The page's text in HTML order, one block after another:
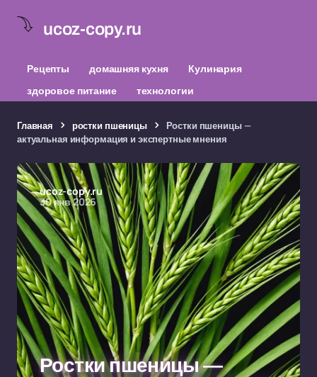
ucoz-copy.ru
Рецепты домашняя кухня
Кулинария
здоровое питание
технологии
Главная ростки пшеницы
Ростки пшеницы —
актуальная информация и экспертные мнения
ucoz-copy.ru
30 янв 2026
Ростки пшеницы —